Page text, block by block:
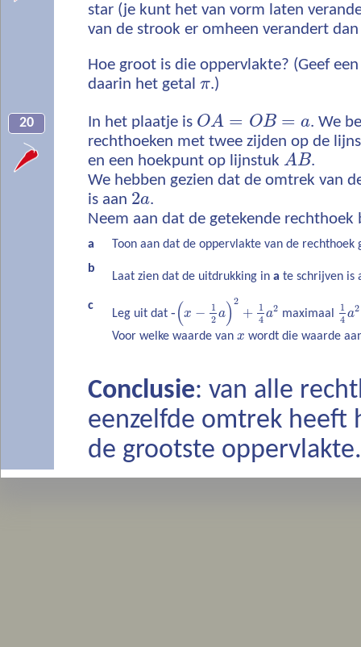
star (je kunt het van vorm laten
van de strook er omheen verandert
Hoe groot is die oppervlakte? (Geef
daarin het getal π.)
20 In het plaatje is OA = OB = a. We
rechthoeken met twee zijden op de
en een hoekpunt op lijnstuk AB.
We hebben gezien dat de omtrek van
is aan 2a.
Neem aan dat de getekende
a
Toon aan dat de oppervlakte van de
b
Laat zien dat de uitdrukking in a te schrijven is
c
Leg uit dat ‐ (x −
1
2 a) 2
+
1
4 a2 maximaal
1
4 a2
Voor welke waarde van x wordt die waarde
Conclusie: van alle
eenzelfde omtrek heeft
de grootste oppervlakte.